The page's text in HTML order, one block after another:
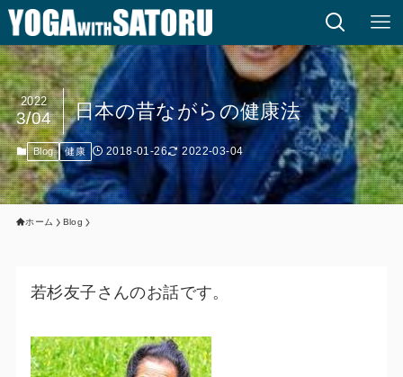
日本の昔ながらの健康法
2022
3/04
Blog 健康 2018-01-26 2022-03-04
ホーム Blog
若杉友子さんのお話です。